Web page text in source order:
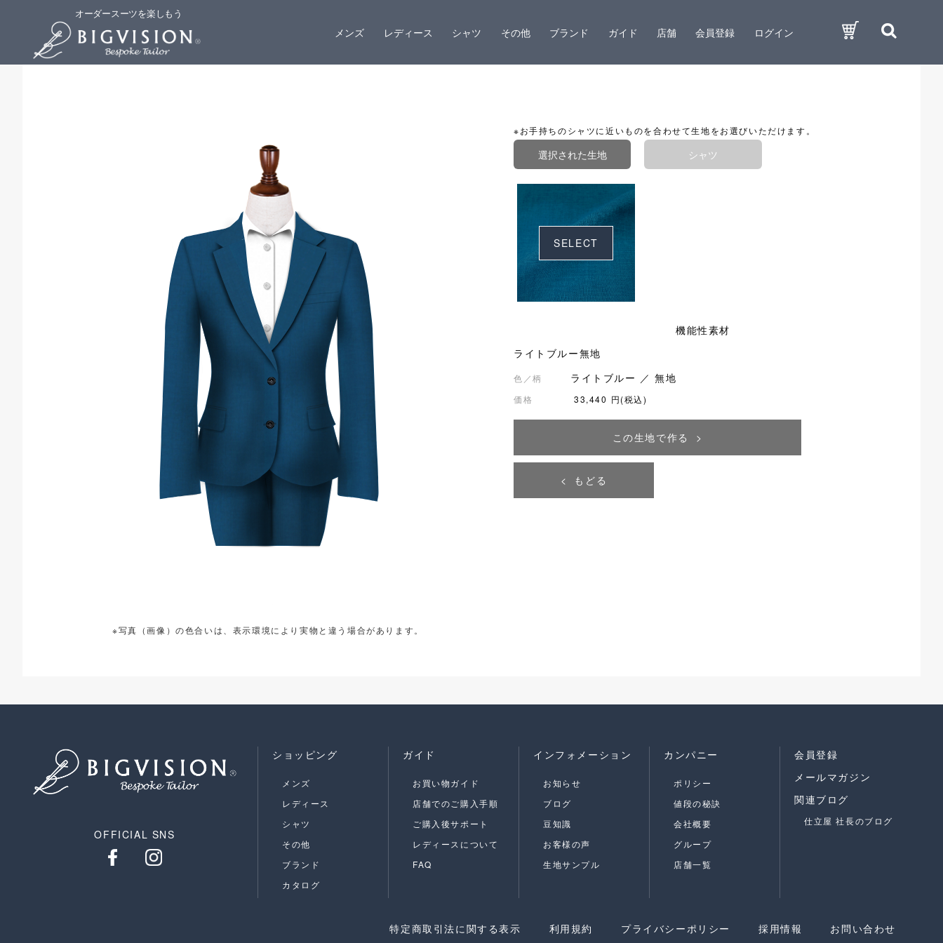
オーダースーツを楽しもう
メンズ レディース シャツ その他 ブランド ガイド 店舗 会員登録 ログイン
※写真（画像）の色合いは、表示環境により実物と違う場合があります。
※お手持ちのシャツに近いものを合わせて生地をお選びいただけます。
選択された生地 シャツ
SELECT
機能性素材
ライトブルー無地
色／柄 ライトブルー ／ 無地
価格 33,440 円(税込)
この生地で作る
もどる
OFFICIAL SNS
ショッピング
メンズ
レディース
シャツ
その他
ブランド
カタログ
ガイド
お買い物ガイド
店舗でのご購入手順
ご購入後サポート
レディースについて
FAQ
インフォメーション
お知らせ
ブログ
豆知識
お客様の声
生地サンプル
カンパニー
ポリシー
値段の秘訣
会社概要
グループ
店舗一覧
会員登録
メールマガジン
関連ブログ
仕立屋 社長のブログ
特定商取引法に関する表示 利用規約 プライバシーポリシー 採用情報 お問い合わせ